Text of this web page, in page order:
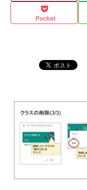
Pocket